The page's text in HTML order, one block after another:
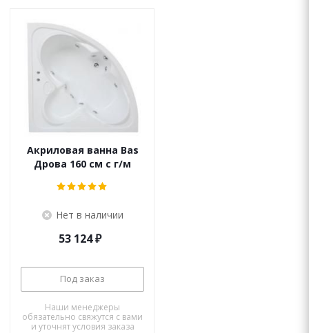
Акриловая ванна Bas
Дрова 160 см с г/м
Нет в наличии
53 124₽
Под заказ
Наши менеджеры
обязательно свяжутся с вами
и уточнят условия заказа